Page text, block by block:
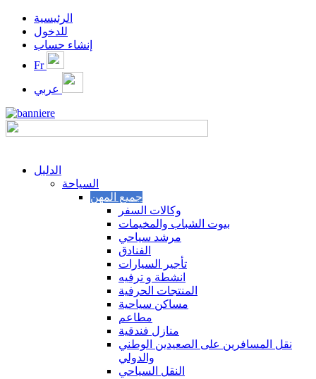
الرئيسية
للدخول
إنشاء حساب
Fr
الدليل
السياحة
وكالات السفر
بيوت الشباب والمخيمات
مرشد سياحي
الفنادق
تأجير السيارات
انشطة و ترفيه
المنتجات الحرفية
مساكن سياحية
مطاعم
منازل فندقية
نقل المسافرين على الصعيدين الوطني
والدولي
النقل السياحي